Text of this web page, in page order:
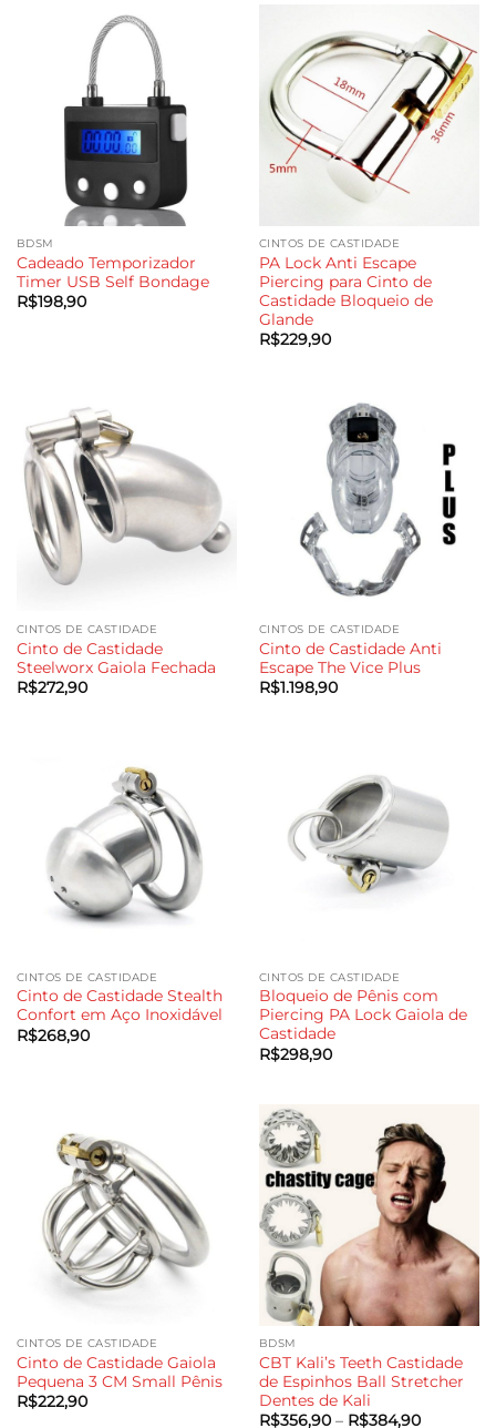
BDSM
Cadeado Temporizador
Timer USB Self Bondage
R$198,90
CINTOS DE CASTIDADE
PA Lock Anti Escape
Piercing para Cinto de
Castidade Bloqueio de
Glande
R$229,90
CINTOS DE CASTIDADE
Cinto de Castidade
Steelworx Gaiola Fechada
R$272,90
CINTOS DE CASTIDADE
Cinto de Castidade Anti
Escape The Vice Plus
R$1.198,90
CINTOS DE CASTIDADE
Cinto de Castidade Stealth
Confort em Aço Inoxidável
R$268,90
CINTOS DE CASTIDADE
Bloqueio de Pênis com
Piercing PA Lock Gaiola de
Castidade
R$298,90
CINTOS DE CASTIDADE
Cinto de Castidade Gaiola
Pequena 3 CM Small Pênis
R$222,90
BDSM
CBT Kali’s Teeth Castidade
de Espinhos Ball Stretcher
Dentes de Kali
R$356,90 – R$384,90Faixa